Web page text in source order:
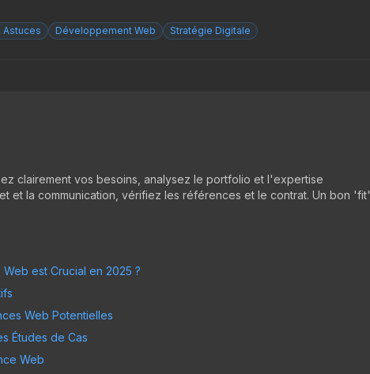
Astuces Développement Web Stratégie Digitale
clairement vos besoins, analysez le portfolio et l'expertise
et la communication, vérifiez les références et le contrat. Un bon 'fit'
est Crucial en 2025 ?
Web Potentielles
Études de Cas
Web